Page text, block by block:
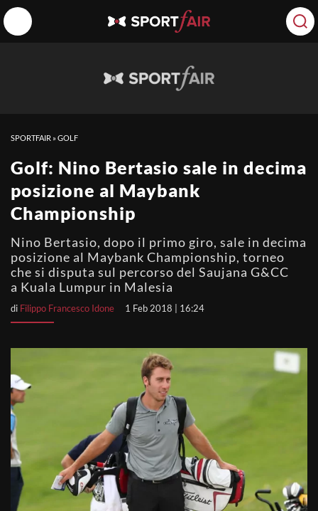
SPORTFAIR »GOLF
Golf: Nino Bertasio sale in decima
posizione al Maybank
Championship
Nino Bertasio, dopo il primo giro, sale in decima
posizione al Maybank Championship, torneo
che si disputa sul percorso del Saujana G&CC
a Kuala Lumpur in Malesia
di Filippo Francesco Idone 1 Feb 2018 | 16:24